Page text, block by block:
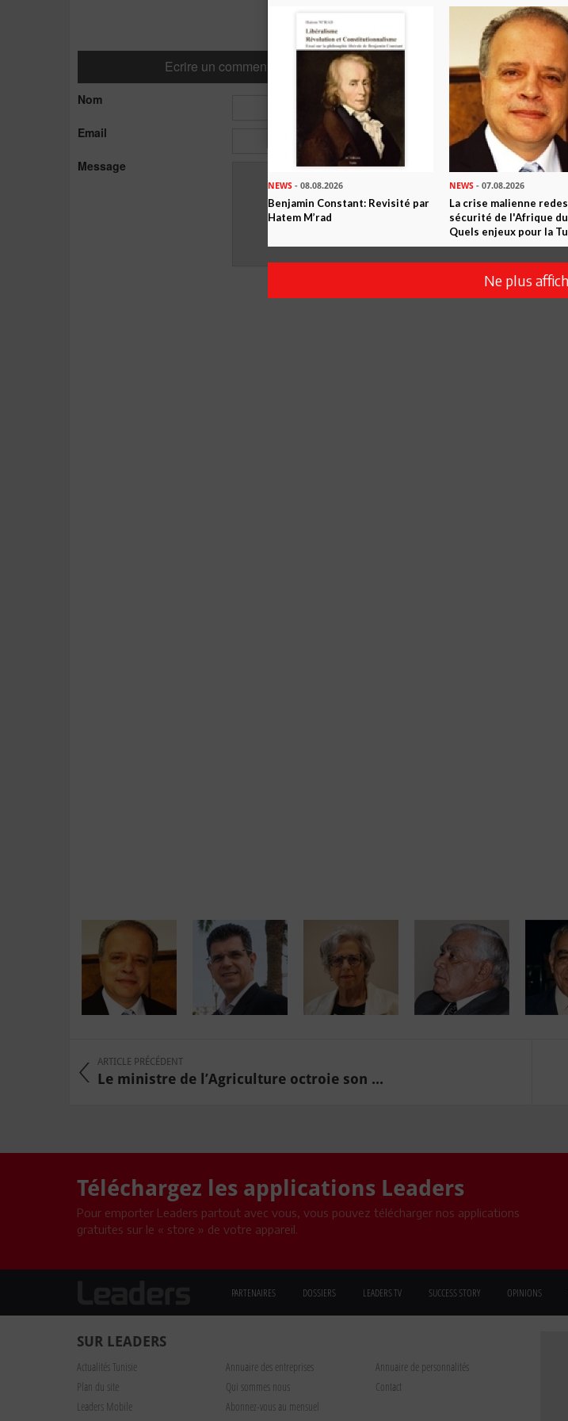
Ecrire un commentaire Commenter
Nom
Email
Message
ARTICLE PRÉCÉDENT
Le ministre de l’Agriculture octroie son ...
Téléchargez les applications Leaders
Pour emporter Leaders partout avec vous, vous pouvez télécharger nos applications
gratuites sur le « store » de votre appareil.
PARTENAIRES DOSSIERS LEADERS TV SUCCESS STORY OPINIONS
SUR LEADERS
Actualités Tunisie Annuaire des entreprises
Annuaire de personnalités
Plan du site
Qui sommes nous
Contact
Leaders Mobile
Abonnez-vous au mensuel
NEWS - 08.08.2026
Benjamin Constant: Revisité par
Hatem M’rad
NEWS - 07.08.2026
La crise malienne
sécurité de l'Afrique
Quels enjeux pour la
Ne plus